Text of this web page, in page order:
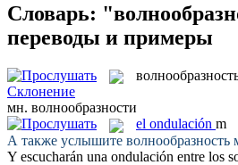
Словарь:
переводы и примеры
Склонение
мн. волнообразности
el ondulación m
А также услышите волнообразность
Y escucharán una ondulación entre los